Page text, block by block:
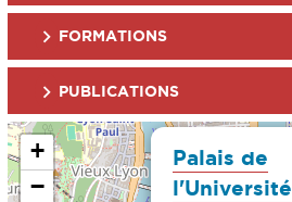
FORMATIONS
PUBLICATIONS
Palais de
l'Université
+
−